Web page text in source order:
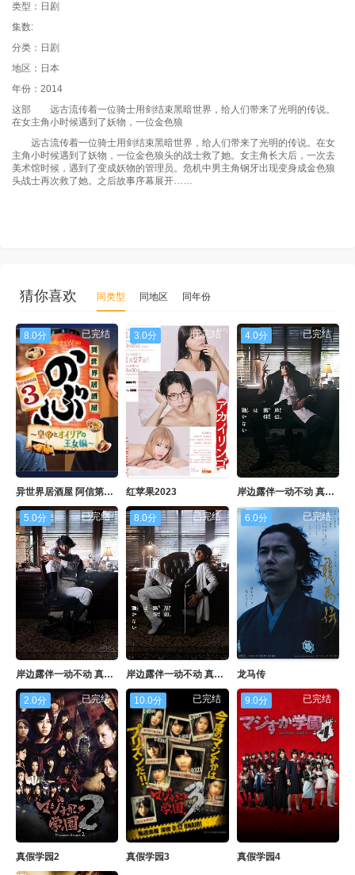
类型：日剧
集数:
分类：日剧
地区：日本
年份：2014
这部 远古流传着一位骑士用剑结束黑暗世界，给人们带来了光明的传说。
在女主角小时候遇到了妖物，一位金色狼
远古流传着一位骑士用剑结束黑暗世界，给人们带来了光明的传说。在女
主角小时候遇到了妖物，一位金色狼头的战士救了她。女主角长大后，一次去
美术馆时候，遇到了变成妖物的管理员。危机中男主角钢牙出现变身成金色狼
头战士再次救了她。之后故事序幕展开……
猜你喜欢 同类型 同地区 同年份
8.0分 已完结
异世界居酒屋 阿信第三季～皇帝与欧利亚的公主篇～
3.0分 已完结
红苹果2023
4.0分 已完结
岸边露伴一动不动 真人剧
5.0分 已完结
岸边露伴一动不动 真人剧 part2
8.0分 已完结
岸边露伴一动不动 真人剧 part3
6.0分 已完结
龙马传
2.0分 已完结
真假学园2
10.0分 已完结
真假学园3
9.0分 已完结
真假学园4